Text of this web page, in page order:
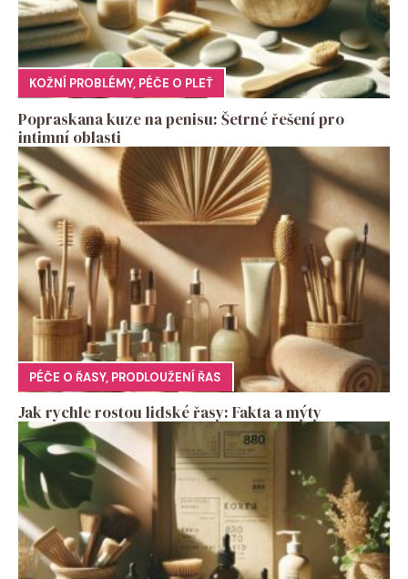
KOŽNÍ PROBLÉMY, PÉČE O PLEŤ
Popraskana kuze na penisu: Šetrné řešení pro
intimní oblasti
PÉČE O ŘASY, PRODLOUŽENÍ ŘAS
Jak rychle rostou lidské řasy: Fakta a mýty